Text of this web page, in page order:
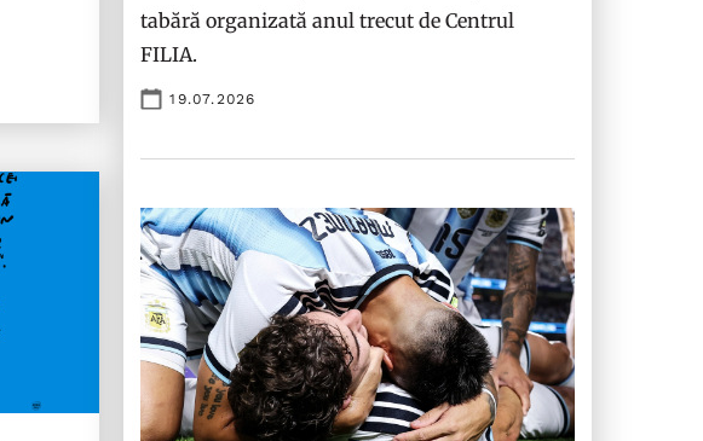
tabără organizată anul trecut de Centrul
FILIA.
19.07.2026